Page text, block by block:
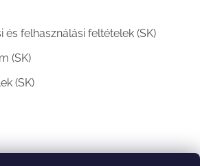
felhasználási feltételek (SK)
(SK)
(SK)